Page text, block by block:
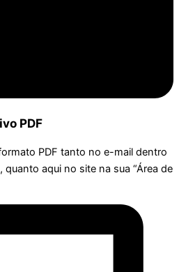
PDF
PDF tanto no e-mail dentro
aqui no site na sua “Área de